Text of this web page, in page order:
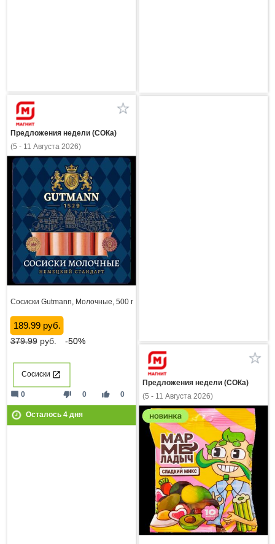
Предложения недели (СОКа)
(5 - 11 Августа 2026)
Сосиски Gutmann, Молочные, 500 г
189.99 руб.
379.99руб. -50%
Сосиски
thumb_down 0 thumb_up 0
mode_comment 0
Осталось 4дня
Предложения недели (СОКа)
(5 - 11 Августа 2026)